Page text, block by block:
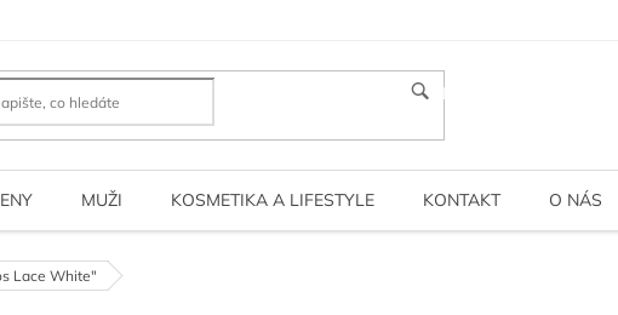
HLEDAT
MUŽI KOSMETIKA A LIFESTYLE KONTAKT O NÁS
Lace White"